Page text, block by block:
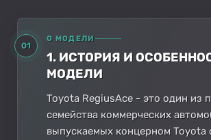
01
О МОДЕЛИ
1. ИСТОРИЯ И
МОДЕЛИ
Toyota RegiusAce - это один из
семейства коммерческих
выпускаемых концерном Toyota